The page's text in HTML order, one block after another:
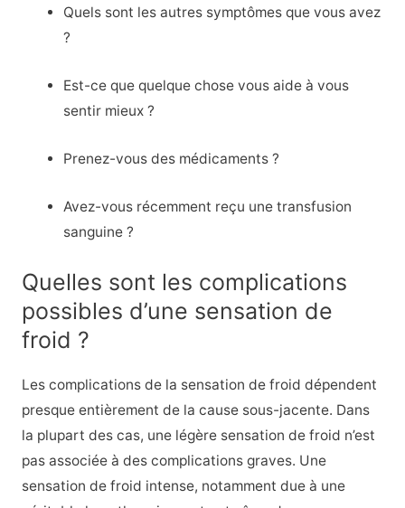
Quels sont les autres symptômes que vous avez
?
Est-ce que quelque chose vous aide à vous
sentir mieux ?
Prenez-vous des médicaments ?
Avez-vous récemment reçu une transfusion
sanguine ?
Quelles sont les complications
possibles d’une sensation de
froid ?
Les complications de la sensation de froid dépendent
presque entièrement de la cause sous-jacente. Dans
la plupart des cas, une légère sensation de froid n’est
pas associée à des complications graves. Une
sensation de froid intense, notamment due à une